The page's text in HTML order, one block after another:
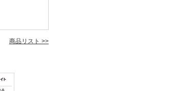
商品リスト >>